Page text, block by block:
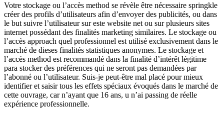
Votre stockage ou l’accès method se révèle être nécessaire springkle
créer des profils d’utilisateurs afin d’envoyer des publicités, ou dans
le but suivre l’utilisateur sur este website net ou sur plusieurs sites
internet possédant des finalités marketing similaires. Le stockage ou
l’accès approach quel professionnel est utilisé exclusivement dans le
marché de dieses finalités statistiques anonymes. Le stockage et
l’accès method est recommandé dans la finalité d’intérêt légitime
para stocker des préférences qui ne seront pas demandées par
l’abonné ou l’utilisateur. Suis-je peut-être mal placé pour mieux
identifier et saisir tous les effets spéciaux évoqués dans le marché de
cette ouvrage, car n’ayant que 16 ans, u n’ai passing de réelle
expérience professionnelle.